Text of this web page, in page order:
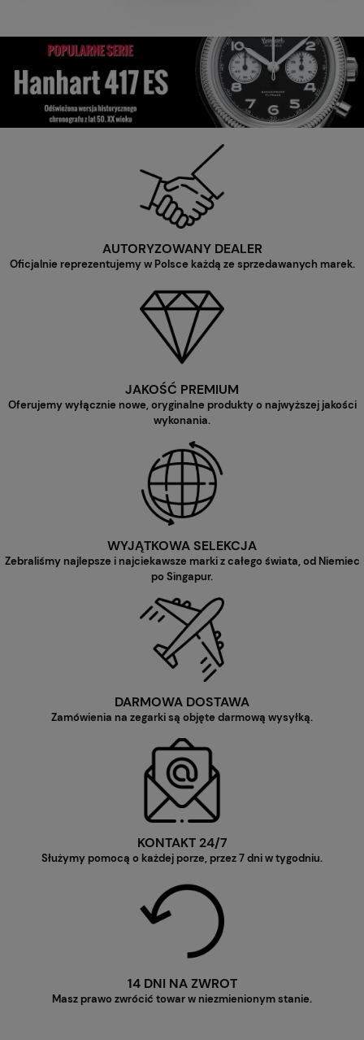
AUTORYZOWANY DEALER
Oficjalnie reprezentujemy w Polsce każdą ze sprzedawanych marek.
JAKOŚĆ PREMIUM
Oferujemy wyłącznie nowe, oryginalne produkty o najwyższej jakości
wykonania.
WYJĄTKOWA SELEKCJA
Zebraliśmy najlepsze i najciekawsze marki z całego świata, od Niemiec
po Singapur.
DARMOWA DOSTAWA
Zamówienia na zegarki są objęte darmową wysyłką.
KONTAKT 24/7
Służymy pomocą o każdej porze, przez 7 dni w tygodniu.
14 DNI NA ZWROT
Masz prawo zwrócić towar w niezmienionym stanie.